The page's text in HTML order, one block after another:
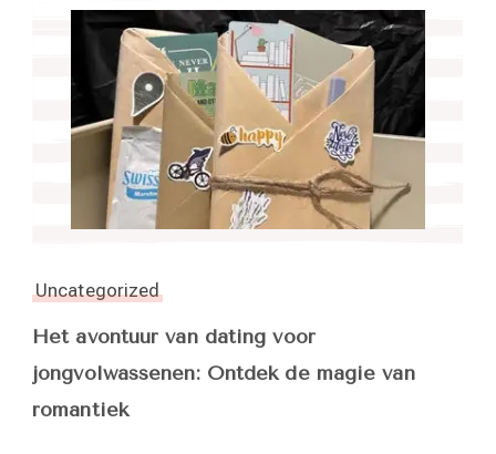
Uncategorized
Het avontuur van dating voor
jongvolwassenen: Ontdek de magie van
romantiek